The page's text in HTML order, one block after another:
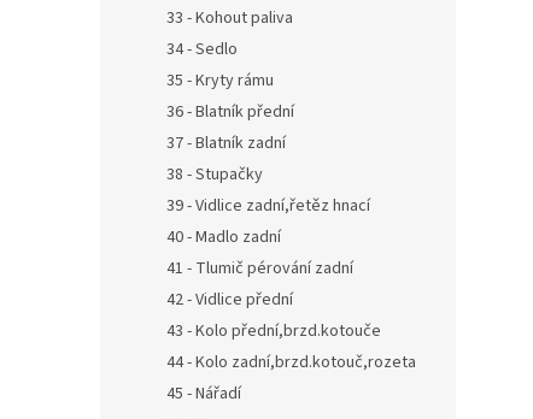
33 - Kohout paliva
34 - Sedlo
35 - Kryty rámu
36 - Blatník přední
37 - Blatník zadní
38 - Stupačky
39 - Vidlice zadní,řetěz hnací
40 - Madlo zadní
41 - Tlumič pérování zadní
42 - Vidlice přední
43 - Kolo přední,brzd.kotouče
44 - Kolo zadní,brzd.kotouč,rozeta
45 - Nářadí